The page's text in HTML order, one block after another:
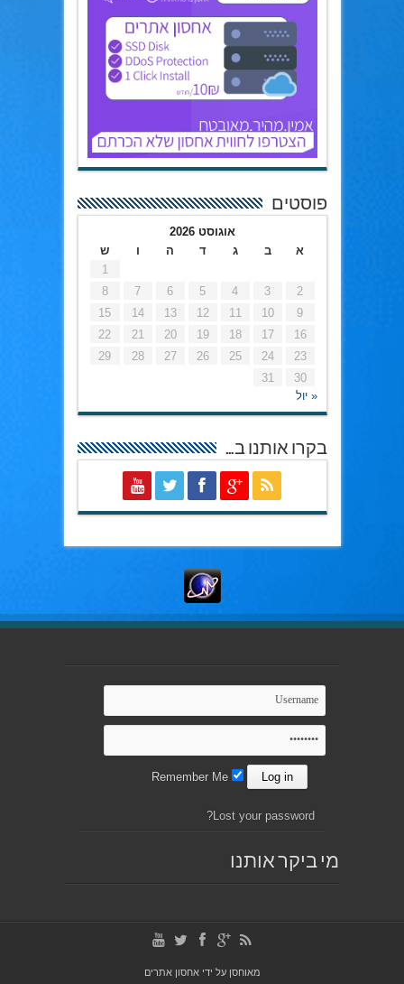
פוסטים
אוגוסט 2026
א
ב ג ד ה ו
ש
1
2
3
4
5
6
7
8
9
10
11
12
13
14
15
16
17
18
19
20
21
22
23
24
25
26
27
28
29
30
31
« יול
בקרו אותנו ב…
Lost your password?
מי ביקר אותנו
מאוחסן על ידיאחסון אתרים